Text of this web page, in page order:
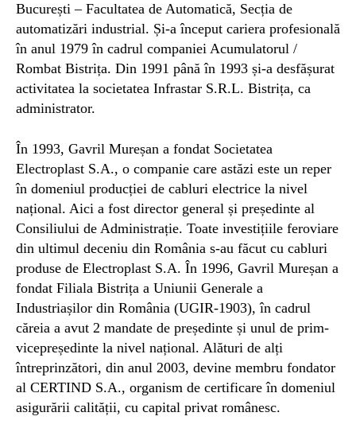
București – Facultatea de Automatică, Secția de
automatizări industrial. Și-a început cariera profesională
în anul 1979 în cadrul companiei Acumulatorul /
Rombat Bistrița. Din 1991 până în 1993 și-a desfășurat
activitatea la societatea Infrastar S.R.L. Bistrița, ca
administrator.
În 1993, Gavril Mureșan a fondat Societatea
Electroplast S.A., o companie care astăzi este un reper
în domeniul producției de cabluri electrice la nivel
național. Aici a fost director general și președinte al
Consiliului de Administrație. Toate investițiile feroviare
din ultimul deceniu din România s-au făcut cu cabluri
produse de Electroplast S.A. În 1996, Gavril Mureșan a
fondat Filiala Bistrița a Uniunii Generale a
Industriașilor din România (UGIR-1903), în cadrul
căreia a avut 2 mandate de președinte și unul de prim-
vicepreședinte la nivel național. Alături de alți
întreprinzători, din anul 2003, devine membru fondator
al CERTIND S.A., organism de certificare în domeniul
asigurării calității, cu capital privat românesc.